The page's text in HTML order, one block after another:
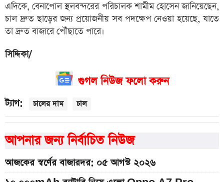
এদিকে, বেনাপোল স্থলবন্দরের পরিচালক শামীম হোসেন জানিয়েছেন,
চাল দ্রুত ছাড়ের জন্য প্রয়োজনীয় সব পদক্ষেপ নেওয়া হয়েছে, যাতে
তা দ্রুত বাজারে পৌঁছাতে পারে।
সিদ্দিকা/
গুগল নিউজ ফলো করুন
ট্যাগ: চালের দাম চাল
আপনার জন্য নির্বাচিত নিউজ
আজকের স্বর্ণের বাজারদর: ০৫ আগস্ট ২০২৬